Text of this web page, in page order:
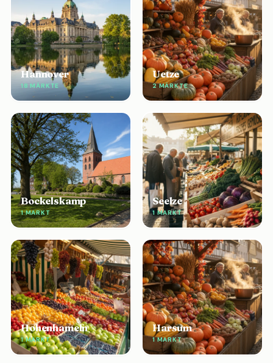
Hannover
18 MÄRKTE
Uetze
2 MÄRKTE
Bockelskamp
1 MARKT
Seelze
1 MARKT
Hohenhameln
1 MARKT
Harsum
1 MARKT